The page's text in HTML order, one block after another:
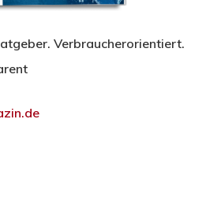
Verbraucherorientiert.